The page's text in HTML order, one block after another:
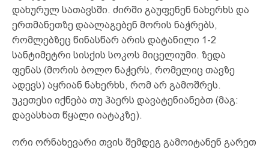
დახურულ სათავსში. ძირში გაუფენენ ნახერხს და
ერთმანეთზე დაალაგებენ მორის ნაჭრებს,
რომლებზეც წინასწარ არის დატანილი 1-2
სანტიმეტრი სისქის სოკოს მიცელიუმი. ზედა
ფენას (მორის ბოლო ნაჭერს, რომელიც თავზე
ადევს) აყრიან ნახერხს, რომ არ გამოშრეს.
უკეთესი იქნება თუ ჰაერს დავატენიანებთ (მაგ:
დავასხათ წყალი იატაკზე).
ორი ორნახევარი თვის შემდეგ გამოიტანენ გარეთ